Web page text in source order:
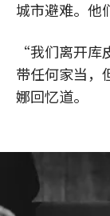
城市避难。他
“我们离开库
带任何家当，
娜回忆道。